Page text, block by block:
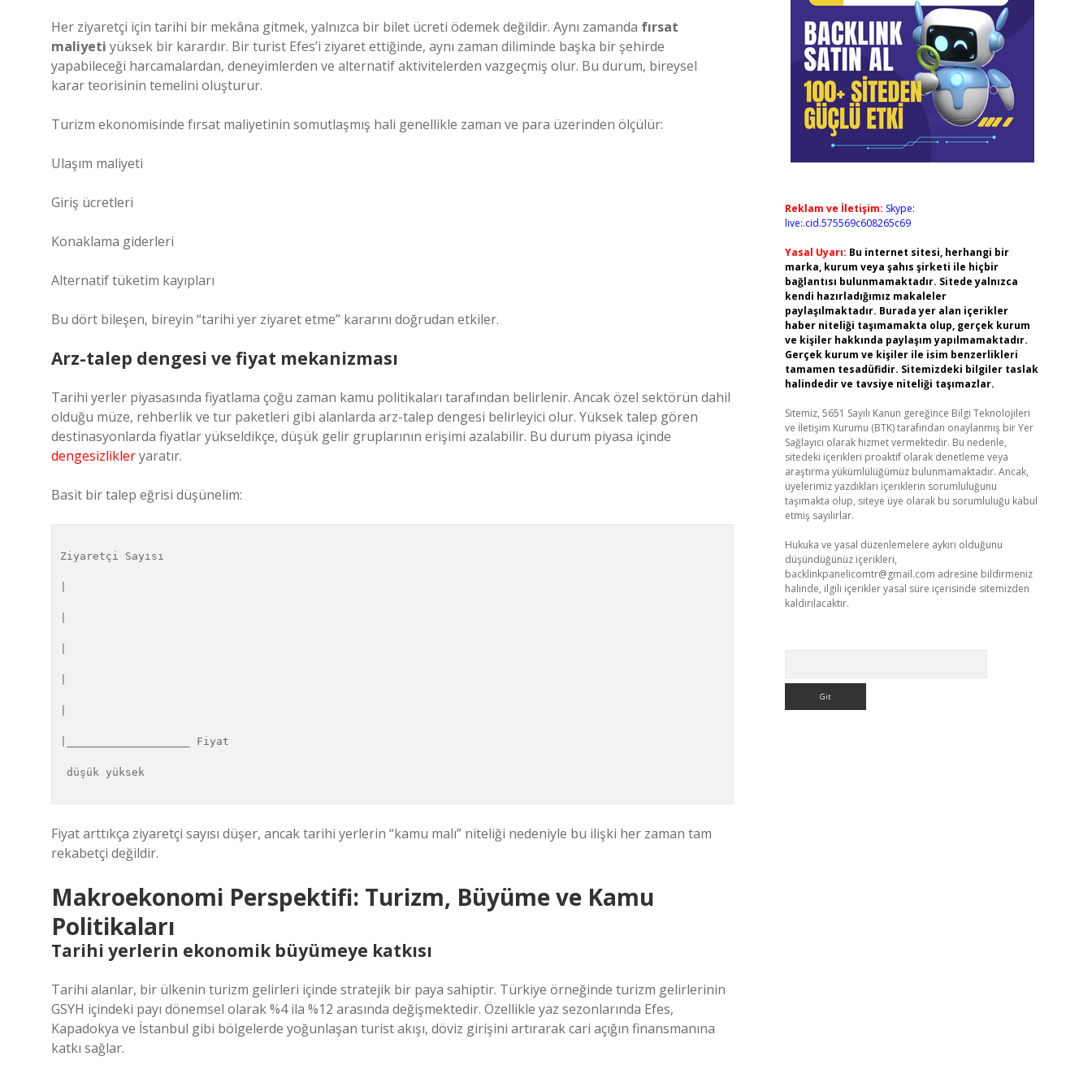
Her ziyaretçi için tarihi bir mekâna gitmek, yalnızca bir bilet ücreti ödemek değildir. Aynı zamanda fırsat
maliyeti yüksek bir karardır. Bir turist Efes’i ziyaret ettiğinde, aynı zaman diliminde başka bir şehirde
yapabileceği harcamalardan, deneyimlerden ve alternatif aktivitelerden vazgeçmiş olur. Bu durum, bireysel
karar teorisinin temelini oluşturur.
Turizm ekonomisinde fırsat maliyetinin somutlaşmış hali genellikle zaman ve para üzerinden ölçülür:
Ulaşım maliyeti
Giriş ücretleri
Konaklama giderleri
Alternatif tüketim kayıpları
Bu dört bileşen, bireyin “tarihi yer ziyaret etme” kararını doğrudan etkiler.
Arz-talep dengesi ve fiyat mekanizması
Tarihi yerler piyasasında fiyatlama çoğu zaman kamu politikaları tarafından belirlenir. Ancak özel sektörün dahil
olduğu müze, rehberlik ve tur paketleri gibi alanlarda arz-talep dengesi belirleyici olur. Yüksek talep gören
destinasyonlarda fiyatlar yükseldikçe, düşük gelir gruplarının erişimi azalabilir. Bu durum piyasa içinde
dengesizlikleryaratır.
Basit bir talep eğrisi düşünelim:
Ziyaretçi Sayısı
|___________________ Fiyat
Fiyat arttıkça ziyaretçi sayısı düşer, ancak tarihi yerlerin “kamu malı” niteliği nedeniyle bu ilişki her zaman tam
rekabetçi değildir.
Makroekonomi Perspektifi: Turizm, Büyüme ve Kamu
Politikaları
Tarihi yerlerin ekonomik büyümeye katkısı
Tarihi alanlar, bir ülkenin turizm gelirleri içinde stratejik bir paya sahiptir. Türkiye örneğinde turizm gelirlerinin
GSYH içindeki payı dönemsel olarak %4 ila %12 arasında değişmektedir. Özellikle yaz sezonlarında Efes,
Kapadokya ve İstanbul gibi bölgelerde yoğunlaşan turist akışı, döviz girişini artırarak cari açığın finansmanına
katkı sağlar.
Reklam ve İletişim: Skype:
live:.cid.575569c608265c69
Yasal Uyarı: Bu internet sitesi, herhangi bir
marka, kurum veya şahıs şirketi ile hiçbir
bağlantısı bulunmamaktadır. Sitede yalnızca
kendi hazırladığımız makaleler
paylaşılmaktadır. Burada yer alan içerikler
haber niteliği taşımamakta olup, gerçek kurum
ve kişiler hakkında paylaşım yapılmamaktadır.
Gerçek kurum ve kişiler ile isim benzerlikleri
tamamen tesadüfidir. Sitemizdeki bilgiler taslak
halindedir ve tavsiye niteliği taşımazlar.
Sitemiz, 5651 Sayılı Kanun gereğince Bilgi Teknolojileri
ve İletişim Kurumu (BTK) tarafından onaylanmış bir Yer
Sağlayıcı olarak hizmet vermektedir. Bu nedenle,
sitedeki içerikleri proaktif olarak denetleme veya
araştırma yükümlülüğümüz bulunmamaktadır. Ancak,
üyelerimiz yazdıkları içeriklerin sorumluluğunu
taşımakta olup, siteye üye olarak bu sorumluluğu kabul
etmiş sayılırlar.
Hukuka ve yasal düzenlemelere aykırı olduğunu
düşündüğünüz içerikleri,
backlinkpanelicomtr@gmail.com adresine bildirmeniz
halinde, ilgili içerikler yasal süre içerisinde sitemizden
kaldırılacaktır.